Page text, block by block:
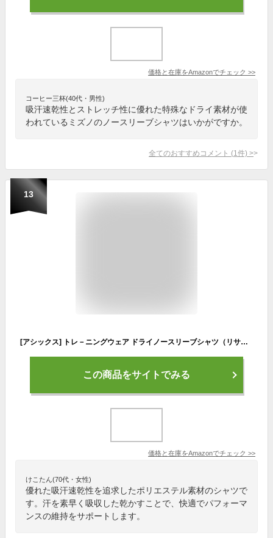
価格と在庫をAmazonでチェック >>
コーヒー三杯(40代・男性)
吸汗速乾性とストレッチ性に優れた特殊なドライ素材が使
われているミズノのノースリーブシャツはいかがですか。
全てのおすすめコメント (1 件) >
13
[アシックス] トレ－ニングウェア ドライノースリーブシャツ（リサイクル素材） 2031D725 メンズ
この商品をサイトでみる
価格と在庫をAmazonでチェック >>
けこたん(70代・女性)
優れた吸汗速乾性を追求したポリエステル素材のシャツで
す。汗を素早く吸収した乾かすことで、快適でパフォーマ
ンスの維持をサポートします。